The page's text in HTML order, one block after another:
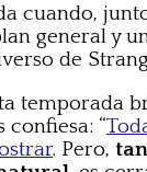
cuando,
general y
de
temporada
confiesa: “
. Pero,